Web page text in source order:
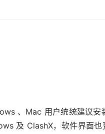
、Mac 用户统统建议安
及 ClashX，软件界面